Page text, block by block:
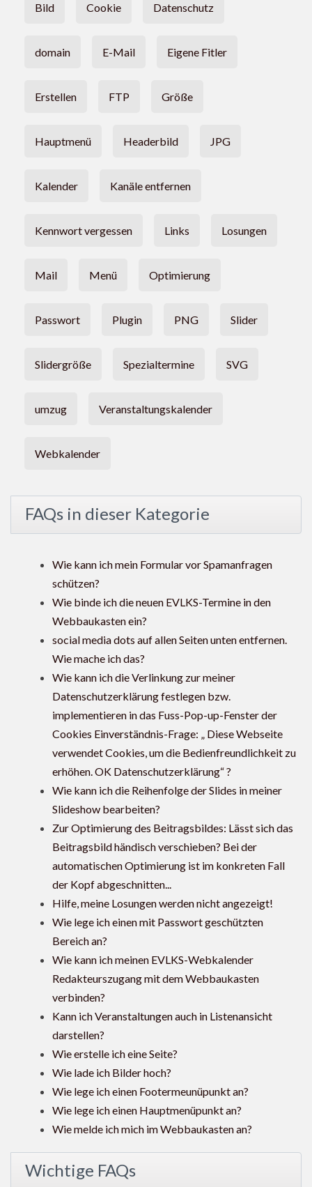
Bild Cookie Datenschutz
domain E-Mail Eigene Fitler
Erstellen FTP Größe
Hauptmenü Headerbild JPG
Kalender Kanäle entfernen
Kennwort vergessen Links Losungen
Mail Menü Optimierung
Passwort Plugin PNG Slider
Slidergröße Spezialtermine SVG
umzug Veranstaltungskalender
Webkalender
FAQs in dieser Kategorie
Wie kann ich mein Formular vor Spamanfragen
schützen?
Wie binde ich die neuen EVLKS-Termine in den
Webbaukasten ein?
social media dots auf allen Seiten unten entfernen.
Wie mache ich das?
Wie kann ich die Verlinkung zur meiner
Datenschutzerklärung festlegen bzw.
implementieren in das Fuss-Pop-up-Fenster der
Cookies Einverständnis-Frage: „ Diese Webseite
verwendet Cookies, um die Bedienfreundlichkeit zu
erhöhen. OK Datenschutzerklärung“ ?
Wie kann ich die Reihenfolge der Slides in meiner
Slideshow bearbeiten?
Zur Optimierung des Beitragsbildes: Lässt sich das
Beitragsbild händisch verschieben? Bei der
automatischen Optimierung ist im konkreten Fall
der Kopf abgeschnitten...
Hilfe, meine Losungen werden nicht angezeigt!
Wie lege ich einen mit Passwort geschützten
Bereich an?
Wie kann ich meinen EVLKS-Webkalender
Redakteurszugang mit dem Webbaukasten
verbinden?
Kann ich Veranstaltungen auch in Listenansicht
darstellen?
Wie erstelle ich eine Seite?
Wie lade ich Bilder hoch?
Wie lege ich einen Footermeunüpunkt an?
Wie lege ich einen Hauptmenüpunkt an?
Wie melde ich mich im Webbaukasten an?
Wichtige FAQs